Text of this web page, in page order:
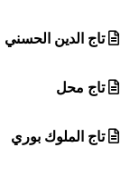
تاج الدين الحسني
تاج محل
تاج الملوك بوري